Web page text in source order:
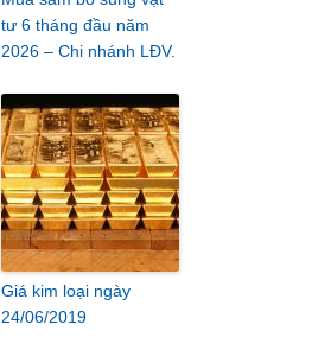
tư 6 tháng đầu năm
2026 – Chi nhánh LĐV.
Giá kim loại ngày
24/06/2019